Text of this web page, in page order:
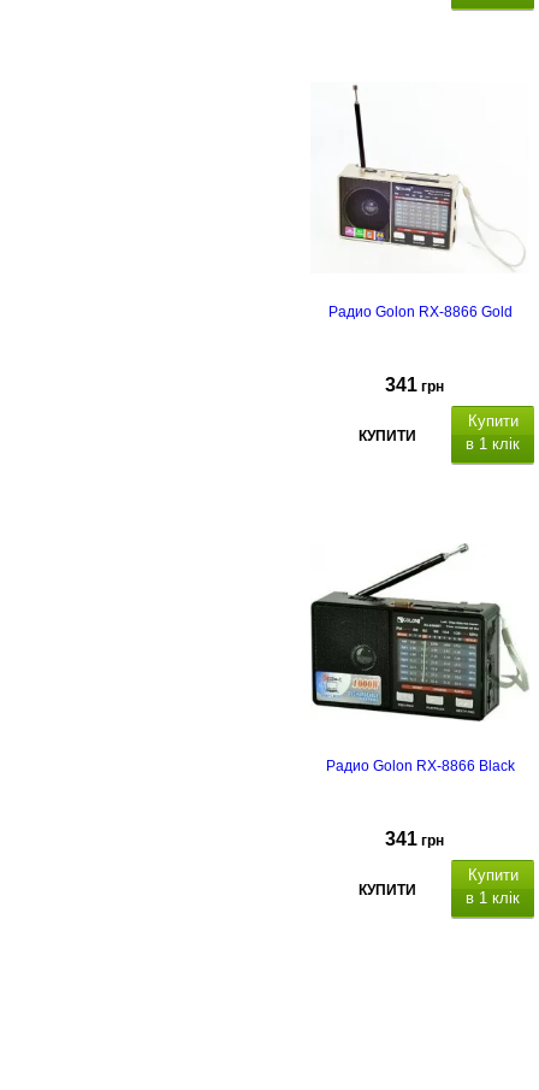
Радио Golon RX-8866 Gold
341 грн
КУПИТИ
Купити
в 1 клік
Радио Golon RX-8866 Black
341 грн
КУПИТИ
Купити
в 1 клік